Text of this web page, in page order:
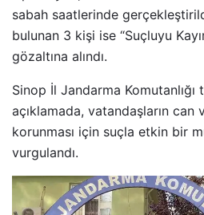
sabah saatlerinde
bulunan 3 kişi ise “Suçluyu
gözaltına alındı.
Sinop İl Jandarma Komutanlığı
açıklamada, vatandaşların can
korunması için suçla etkin bir
vurgulandı.